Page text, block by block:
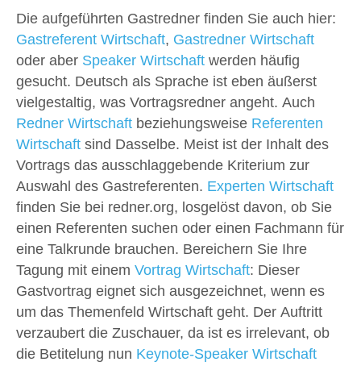
Die aufgeführten Gastredner finden Sie auch hier:
Gastreferent Wirtschaft, Gastredner Wirtschaft
oder aber Speaker Wirtschaft werden häufig
gesucht. Deutsch als Sprache ist eben äußerst
vielgestaltig, was Vortragsredner angeht. Auch
Redner Wirtschaft beziehungsweise Referenten
Wirtschaft sind Dasselbe. Meist ist der Inhalt des
Vortrags das ausschlaggebende Kriterium zur
Auswahl des Gastreferenten. Experten Wirtschaft
finden Sie bei redner.org, losgelöst davon, ob Sie
einen Referenten suchen oder einen Fachmann für
eine Talkrunde brauchen. Bereichern Sie Ihre
Tagung mit einem Vortrag Wirtschaft: Dieser
Gastvortrag eignet sich ausgezeichnet, wenn es
um das Themenfeld Wirtschaft geht. Der Auftritt
verzaubert die Zuschauer, da ist es irrelevant, ob
die Betitelung nun Keynote-Speaker Wirtschaft